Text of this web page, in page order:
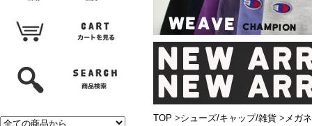
TOP >シューズ/キャップ/雑貨 > メガ